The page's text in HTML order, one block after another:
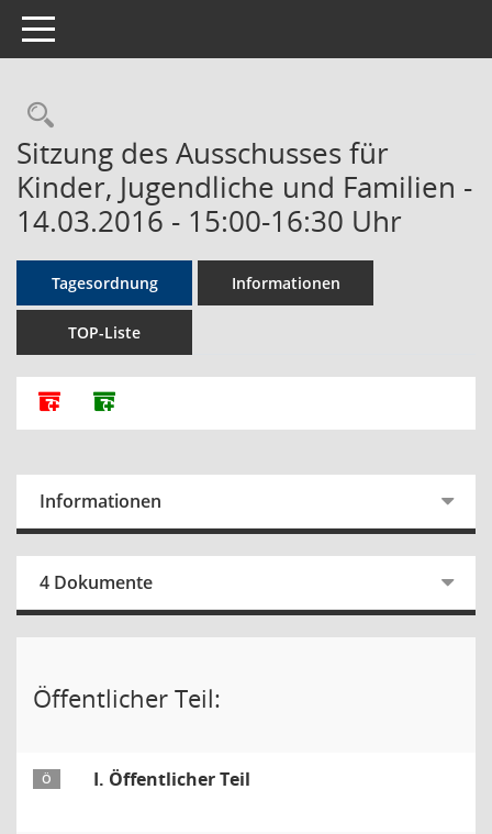
Toggle navigation
Rechercheauswahl
Sitzung des Ausschusses für
Kinder, Jugendliche und Familien -
14.03.2016 - 15:00-16:30 Uhr
Tagesordnung Informationen
TOP-Liste
Alle Dokumente zu dieser Sitzung zusammenfassen
Dokumente ohne Anlagen zusammenfassen
Informationen
4 Dokumente
Öffentlicher Teil:
Ö I. Öffentlicher Teil